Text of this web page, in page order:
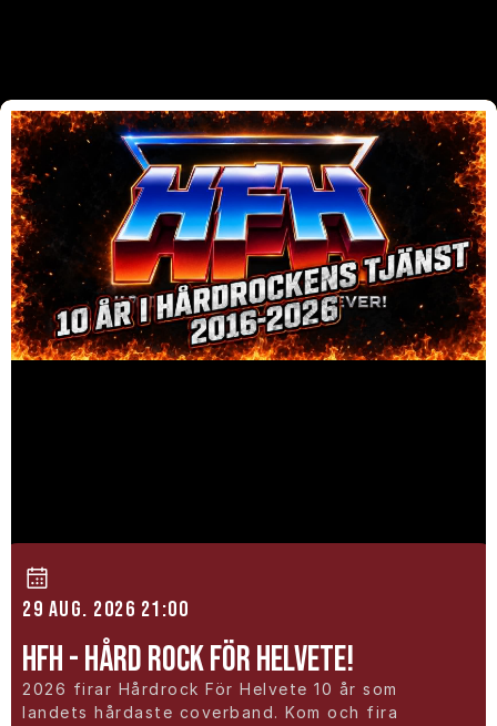
2026 firar Hårdrock För Helvete 10 år som
landets hårdaste coverband. Kom och fira
HFH - Hård rock för helvete!
29 aug. 2026 21:00